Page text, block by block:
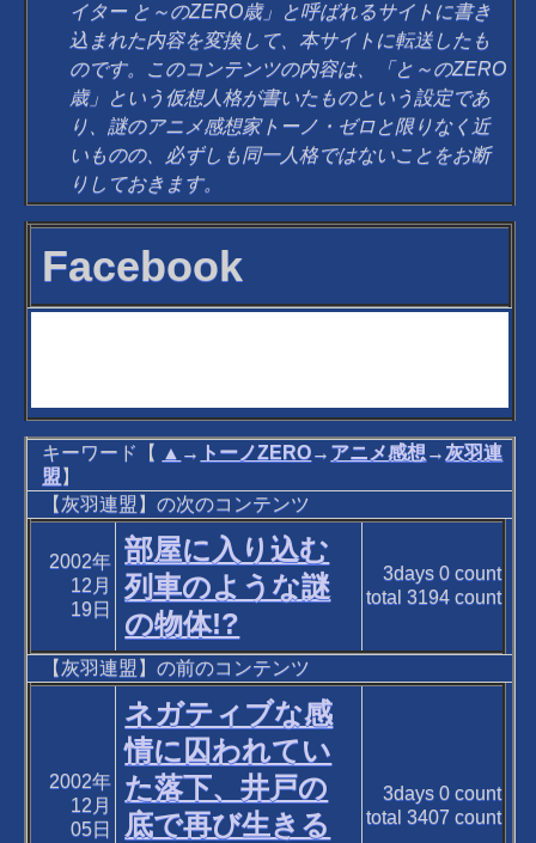
イター と～のZERO歳」と呼ばれるサイトに書き
込まれた内容を変換して、本サイトに転送したも
のです。このコンテンツの内容は、「と～のZERO
歳」という仮想人格が書いたものという設定であ
り、謎のアニメ感想家トーノ・ゼロと限りなく近
いものの、必ずしも同一人格ではないことをお断
りしておきます。
Facebook
キーワード【 ▲ → トーノZERO→ アニメ感想 → 灰羽連
盟】
【灰羽連盟】の次のコンテンツ
2002年
12月
19日
部屋に入り込む
列車のような謎
の物体!?
3days 0count
total 3194count
【灰羽連盟】の前のコンテンツ
2002年
12月
05日
ネガティブな感
情に囚われてい
た落下、井戸の
底で再び生きる
3days 0count
total 3407 count